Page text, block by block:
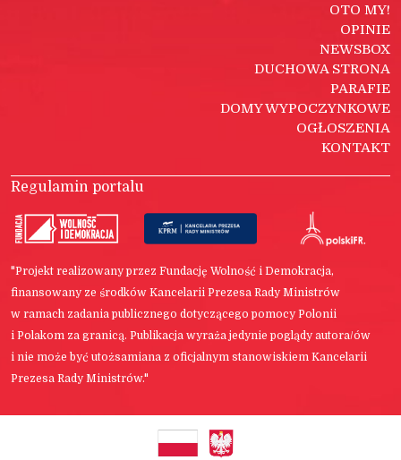
OTO MY!
OPINIE
NEWSBOX
DUCHOWA STRONA
PARAFIE
DOMY WYPOCZYNKOWE
OGŁOSZENIA
KONTAKT
Regulamin portalu
"Projekt realizowany przez Fundację Wolność i Demokracja,
finansowany ze środków Kancelarii Prezesa Rady Ministrów
w ramach zadania publicznego dotyczącego pomocy Polonii
i Polakom za granicą. Publikacja wyraża jedynie poglądy autora/ów
i nie może być utożsamiana z oficjalnym stanowiskiem Kancelarii
Prezesa Rady Ministrów."